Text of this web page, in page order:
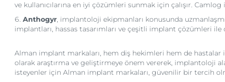
ve kullanıcılarına en iyi çözümleri sunmak için çalışır.
Anthogyr, implantoloji ekipmanları konusunda
implantları, hassas tasarımları ve çeşitli implant çözümleri
Alman implant markaları, hem diş hekimleri hem de
olarak araştırma ve geliştirmeye önem vererek, implantoloji
isteyenler için Alman implant markaları, güvenilir bir tercih